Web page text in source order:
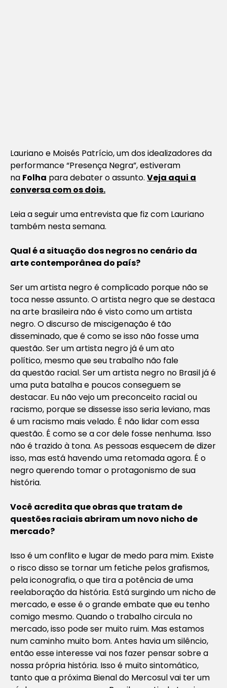
Lauriano e Moisés Patrício, um dos idealizadores da
performance “Presença Negra”, estiveram
na Folha para debater o assunto. Veja aqui a
conversa com os dois.
Leia a seguir uma entrevista que fiz com Lauriano
também nesta semana.
Qual é a situação dos negros no cenário da
arte contemporânea do país?
Ser um artista negro é complicado porque não se
toca nesse assunto. O artista negro que se destaca
na arte brasileira não é visto como um artista
negro. O discurso de miscigenação é tão
disseminado, que é como se isso não fosse uma
questão. Ser um artista negro já é um ato
político, mesmo que seu trabalho não fale
da questão racial. Ser um artista negro no Brasil já é
uma puta batalha e poucos conseguem se
destacar. Eu não vejo um preconceito racial ou
racismo, porque se dissesse isso seria leviano, mas
é um racismo mais velado. É não lidar com essa
questão. É como se a cor dele fosse nenhuma. Isso
não é trazido à tona. As pessoas esquecem de dizer
isso, mas está havendo uma retomada agora. É o
negro querendo tomar o protagonismo de sua
história.
Você acredita que obras que tratam de
questões raciais abriram um novo nicho de
mercado?
Isso é um conflito e lugar de medo para mim. Existe
o risco disso se tornar um fetiche pelos grafismos,
pela iconografia, o que tira a potência de uma
reelaboração da história. Está surgindo um nicho de
mercado, e esse é o grande embate que eu tenho
comigo mesmo. Quando o trabalho circula no
mercado, isso pode ser muito ruim. Mas estamos
num caminho muito bom. Antes havia um silêncio,
então esse interesse vai nos fazer pensar sobre a
nossa própria história. Isso é muito sintomático,
tanto que a próxima Bienal do Mercosul vai ter um